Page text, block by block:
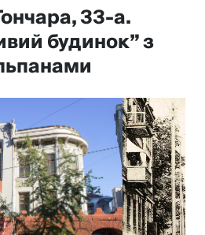
33-а.
будинок” з